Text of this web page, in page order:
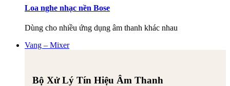
Loa nghe nhạc nền Bose
Dùng cho nhiều ứng dụng âm thanh khác nhau
Vang – Mixer
Bộ Xử Lý Tín Hiệu Âm Thanh